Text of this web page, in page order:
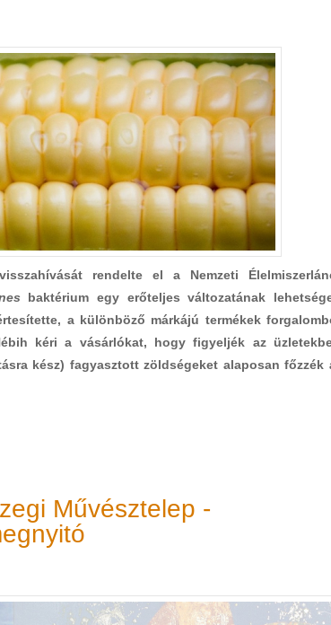
rendelte el a Nemzeti
baktérium egy erőteljes változatának
a különböző márkájú termékek
kéri a vásárlókat, hogy figyeljék az
kész) fagyasztott zöldségeket alaposan főzzék
Művésztelep -